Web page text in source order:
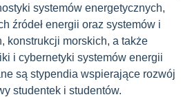
systemów energetycznych,
źródeł energii oraz systemów i
konstrukcji morskich, a także
i cybernetyki systemów energii
są stypendia wspierające rozwój
studentek i studentów.